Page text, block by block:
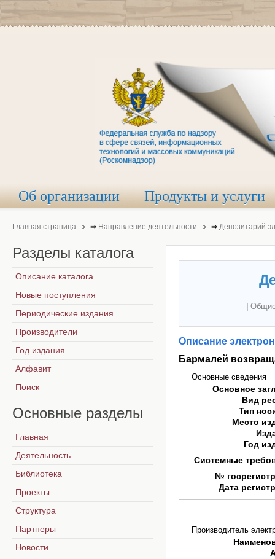
Об организации Продукты и услуги
Главная страница ⇒ Направление деятельности ⇒ Депозитарий
Описание
Бармалей
Основные сведения
Основное
Вид
Тип
Место
Год
Системные
№
Дата
Производитель
Разделы каталога
Описание каталога
Новые поступления
Периодические издания
Производители
Год издания
Алфавит
Поиск
Основные разделы
Главная
Деятельность
Библиотека
Проекты
Структура
Партнеры
Новости